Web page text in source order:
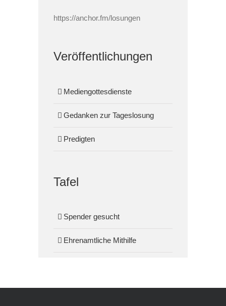
https://anchor.fm/losungen
Veröffentlichungen
Mediengottesdienste
Gedanken zur Tageslosung
Predigten
Tafel
Spender gesucht
Ehrenamtliche Mithilfe